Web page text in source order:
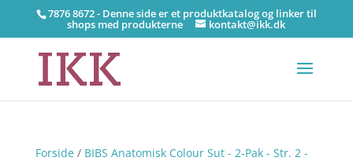
7876 8672 - Denne side er et produktkatalog og linker til
shops med produkterne kontakt@ikk.dk
Forside/ BIBS Anatomisk Colour Sut - 2-Pak - Str. 2 -